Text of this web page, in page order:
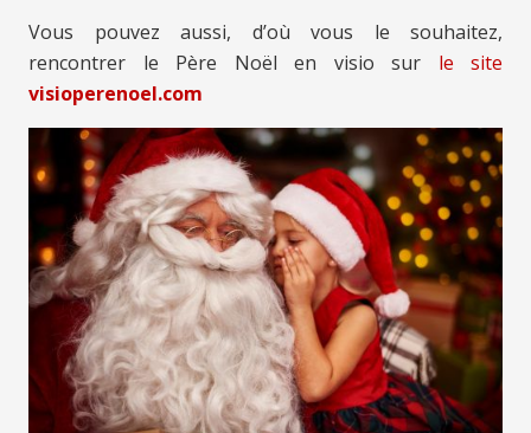
Vous pouvez aussi, d’où vous le souhaitez,
rencontrer le Père Noël en visio sur le site
visioperenoel.com